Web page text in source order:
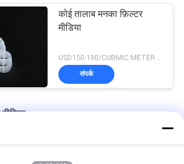
कोई तालाब मनका फ़िल्टर
मीडिया
संपर्क
फिल्टर मीडिया 16mmX10 मिमी व्हाइट